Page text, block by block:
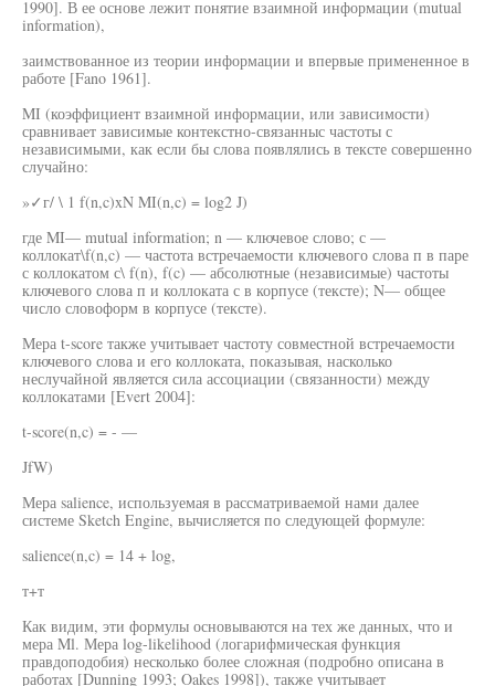
1990]. В ее основе лежит понятие взаимной информации (mutual
information),
заимствованное из теории информации и впервые примененное в
работе [Fano 1961].
MI (коэффициент взаимной информации, или зависимости)
сравнивает зависимые контекстно-связанныс частоты с
независимыми, как если бы слова появлялись в тексте совершенно
случайно:
»✓г/ \ 1 f(n,c)xN MI(n,c) = log2 J)
где MI— mutual information; n — ключевое слово; с —
коллокат\f(n,c) — частота встречаемости ключевого слова п в паре
с коллокатом с\ f(n), f(c) — абсолютные (независимые) частоты
ключевого слова п и коллоката с в корпусе (тексте); N— общее
число словоформ в корпусе (тексте).
Мера t-score также учитывает частоту совместной встречаемости
ключевого слова и его коллоката, показывая, насколько
неслучайной является сила ассоциации (связанности) между
коллокатами [Evert 2004]:
t-score(n,c) = - —
JfW)
Мера salience, используемая в рассматриваемой нами далее
системе Sketch Engine, вычисляется по следующей формуле:
salience(n,c) = 14 + log,
т+т
Как видим, эти формулы основываются на тех же данных, что и
мера Ml. Мера log-likelihood (логарифмическая функция
правдоподобия) несколько более сложная (подробно описана в
работах [Dunning 1993; Oakes 1998]), также учитывает